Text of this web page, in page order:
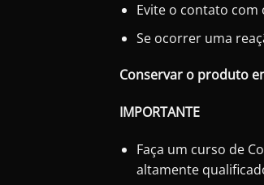
Evite o contato com
Se ocorrer uma
Conservar o produto
IMPORTANTE
Faça um curso de
altamente